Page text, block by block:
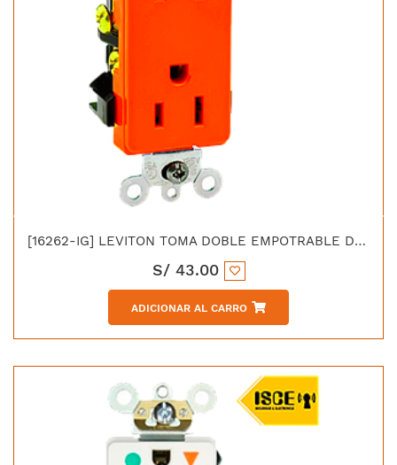
[16262-IG] LEVITON TOMA DOBLE EMPOTRABLE DECORA TIERRA AISLADA2X15A 125V ANARANJADO
S/ 43.00
ADICIONAR AL CARRO